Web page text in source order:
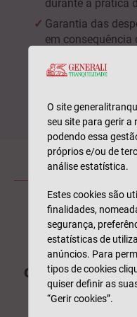
durante a prática
Garantia das
em consequência
Pagamento das
Isenção do custo
aderir à
Existem
registados
campos de
sete
O site
seu site para gerir a
podendo essa
próprios e/ou de
análise estatística.
Estes cookies são
finalidades,
segurança,
estatísticas de
anúncios. Para
tipos de cookies
quiser definir as
“Gerir cookies”.